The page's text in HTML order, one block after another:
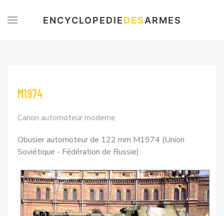
ENCYCLOPEDIEDESARMES
M1974
Canon automoteur moderne
Obusier automoteur de 122 mm M1974 (Union
Soviétique - Fédération de Russie)